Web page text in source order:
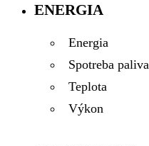
ENERGIA
Energia
Spotreba paliva
Teplota
Výkon